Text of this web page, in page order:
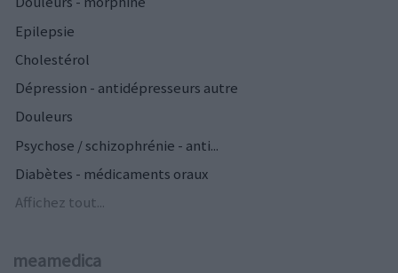
Epilepsie
Cholestérol
Dépression - antidépresseurs autre
Douleurs
Psychose / schizophrénie - anti...
Diabètes - médicaments oraux
Affichez tout...
meamedica